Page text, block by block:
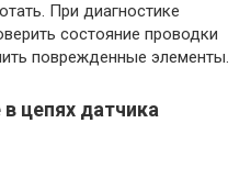
При диагностике
состояние проводки
поврежденные элементы.
цепях датчика